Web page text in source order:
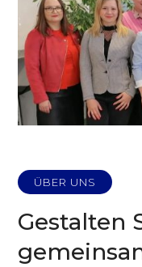
ÜBER UNS
Gestalten